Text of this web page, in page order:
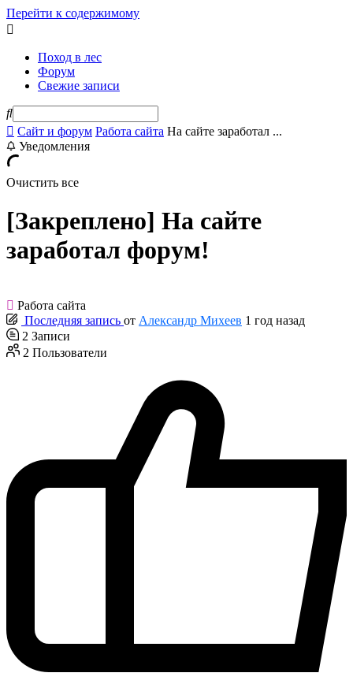
Перейти к содержимому
Поход в лес
Форум
Свежие записи
Сайт и форум Работа сайта На сайте заработал ...
Уведомления
Очистить все
[Закреплено] На сайте
заработал форум!
Работа сайта
Последняя запись от Александр Михеев 1 год назад
2 Записи
2 Пользователи